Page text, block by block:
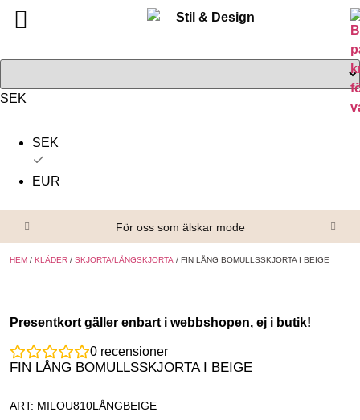
SEK
SEK
EUR
För oss som älskar mode
HEM / KLÄDER / SKJORTA/LÅNGSKJORTA / FIN LÅNG BOMULLSSKJORTA I BEIGE
Presentkort gäller enbart i webbshopen, ej i butik!
0 recensioner
FIN LÅNG BOMULLSSKJORTA I BEIGE
ART: MILOU810LÅNGBEIGE
Alla produkter
Om oss